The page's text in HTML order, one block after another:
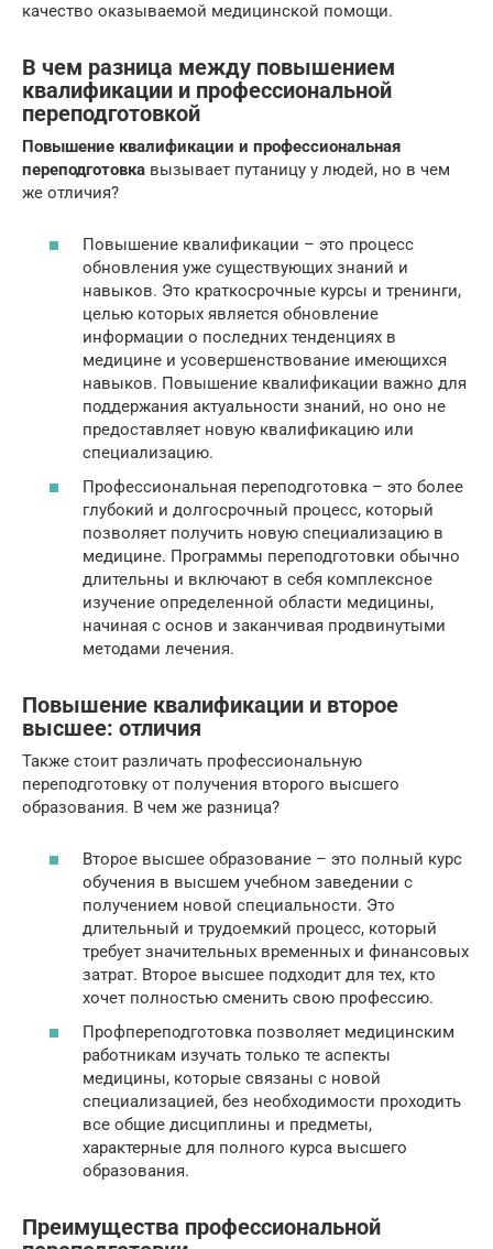
качество оказываемой медицинской помощи.
В чем разница между повышением
квалификации и профессиональной
переподготовкой
Повышение квалификации и профессиональная
переподготовка вызывает путаницу у людей, но в чем
же отличия?
Повышение квалификации – это процесс
обновления уже существующих знаний и
навыков. Это краткосрочные курсы и тренинги,
целью которых является обновление
информации о последних тенденциях в
медицине и усовершенствование имеющихся
навыков. Повышение квалификации важно для
поддержания актуальности знаний, но оно не
предоставляет новую квалификацию или
специализацию.
Профессиональная переподготовка – это более
глубокий и долгосрочный процесс, который
позволяет получить новую специализацию в
медицине. Программы переподготовки обычно
длительны и включают в себя комплексное
изучение определенной области медицины,
начиная с основ и заканчивая продвинутыми
методами лечения.
Повышение квалификации и второе
высшее: отличия
Также стоит различать профессиональную
переподготовку от получения второго высшего
образования. В чем же разница?
Второе высшее образование – это полный курс
обучения в высшем учебном заведении с
получением новой специальности. Это
длительный и трудоемкий процесс, который
требует значительных временных и финансовых
затрат. Второе высшее подходит для тех, кто
хочет полностью сменить свою профессию.
Профпереподготовка позволяет медицинским
работникам изучать только те аспекты
медицины, которые связаны с новой
специализацией, без необходимости проходить
все общие дисциплины и предметы,
характерные для полного курса высшего
образования.
Преимущества профессиональной